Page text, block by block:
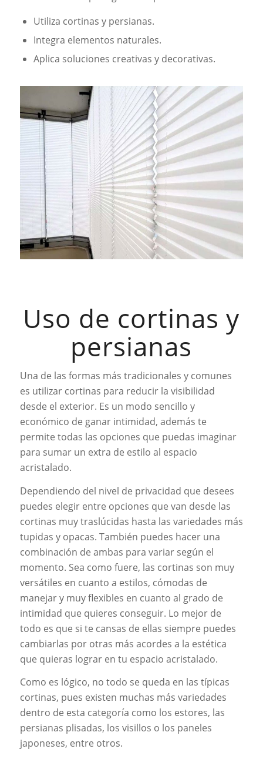
Utiliza cortinas y persianas.
Integra elementos naturales.
Aplica soluciones creativas y decorativas.
Uso de cortinas y
persianas
Una de las formas más tradicionales y comunes
es utilizar cortinas para reducir la visibilidad
desde el exterior. Es un modo sencillo y
económico de ganar intimidad, además te
permite todas las opciones que puedas imaginar
para sumar un extra de estilo al espacio
acristalado.
Dependiendo del nivel de privacidad que desees
puedes elegir entre opciones que van desde las
cortinas muy traslúcidas hasta las variedades más
tupidas y opacas. También puedes hacer una
combinación de ambas para variar según el
momento. Sea como fuere, las cortinas son muy
versátiles en cuanto a estilos, cómodas de
manejar y muy flexibles en cuanto al grado de
intimidad que quieres conseguir. Lo mejor de
todo es que si te cansas de ellas siempre puedes
cambiarlas por otras más acordes a la estética
que quieras lograr en tu espacio acristalado.
Como es lógico, no todo se queda en las típicas
cortinas, pues existen muchas más variedades
dentro de esta categoría como los estores, las
persianas plisadas, los visillos o los paneles
japoneses, entre otros.